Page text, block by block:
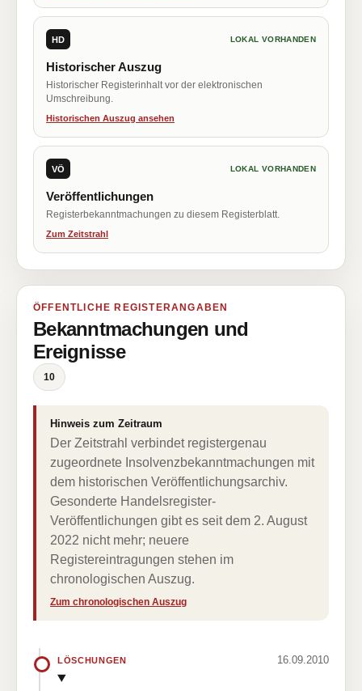
HD LOKAL VORHANDEN
Historischer Auszug
Historischer Registerinhalt vor der elektronischen
Umschreibung.
Historischen Auszug ansehen
VÖ LOKAL VORHANDEN
Veröffentlichungen
Registerbekanntmachungen zu diesem Registerblatt.
Zum Zeitstrahl
ÖFFENTLICHE REGISTERANGABEN
Bekanntmachungen und
Ereignisse
10
Hinweis zum Zeitraum
Der Zeitstrahl verbindet registergenau
zugeordnete Insolvenzbekanntmachungen mit
dem historischen Veröffentlichungsarchiv.
Gesonderte Handelsregister-
Veröffentlichungen gibt es seit dem 2. August
2022 nicht mehr; neuere
Registereintragungen stehen im
chronologischen Auszug.
Zum chronologischen Auszug
LÖSCHUNGEN 16.09.2010